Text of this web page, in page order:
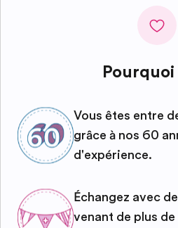
Pourquoi
Vous êtes entre
grâce à nos 60
d'expérience.
Échangez avec
venant de plus de